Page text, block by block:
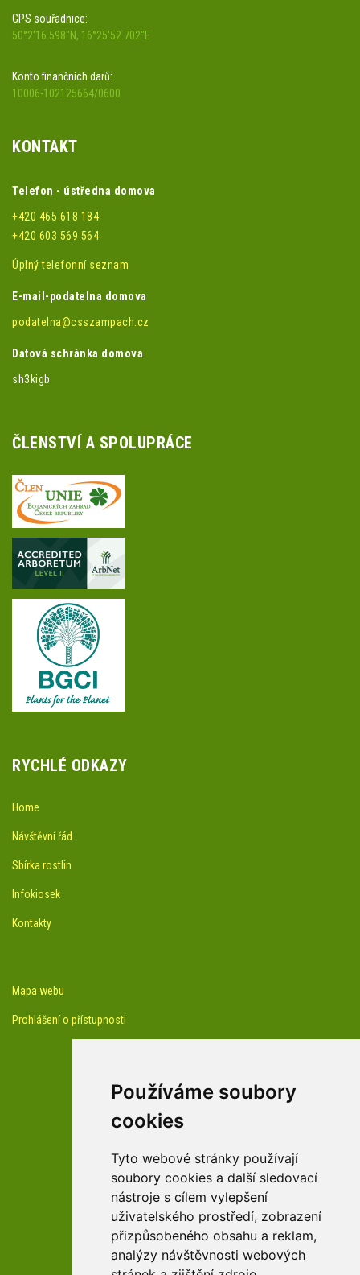
Používáme soubory
cookies
Tyto webové stránky používají
soubory cookies a další sledovací
nástroje s cílem vylepšení
uživatelského prostředí, zobrazení
přizpůsobeného obsahu a reklam,
analýzy návštěvnosti webových
GPS souřadnice:
50°2'16.598"N, 16°25'52.702"E
Konto finančních darů:
10006-102125664/0600
KONTAKT
Telefon - ústředna domova
+420 465 618 184
+420 603 569 564
Úplný telefonní seznam
E-mail-podatelna domova
podatelna@csszampach.cz
Datová schránka domova
sh3kigb
ČLENSTVÍ A SPOLUPRÁCE
RYCHLÉ ODKAZY
Home
Návštěvní řád
Sbírka rostlin
Infokiosek
Kontakty
Mapa webu
Prohlášení o přístupnosti
Youtube kanál arboreta